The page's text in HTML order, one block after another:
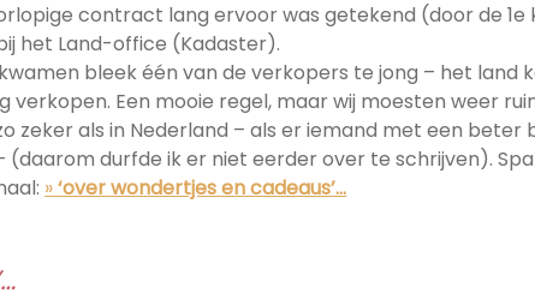
contract lang ervoor was getekend (door de
het Land-office (Kadaster).
bleek één van de verkopers te jong – het land
verkopen. Een mooie regel, maar wij moesten weer
zeker als in Nederland – als er iemand met een beter
(daarom durfde ik er niet eerder over te schrijven).
»‘over wondertjes en cadeaus’…